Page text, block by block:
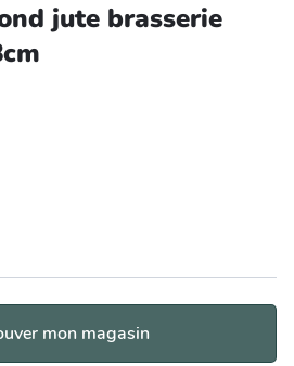
jute brasserie
mon magasin